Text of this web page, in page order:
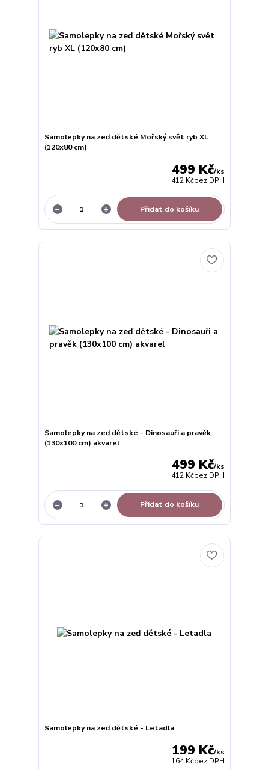
Samolepky na zeď dětské Mořský svět ryb XL
(120x80 cm)
499 Kč/ks
412 Kčbez DPH
Přidat do košíku
Samolepky na zeď dětské - Dinosauři a pravěk
(130x100 cm) akvarel
499 Kč/ks
412 Kčbez DPH
Přidat do košíku
Samolepky na zeď dětské - Letadla
199 Kč/ks
164 Kčbez DPH